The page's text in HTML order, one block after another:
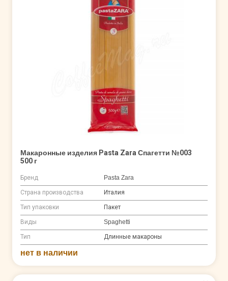
Макаронные изделия Pasta Zara Спагетти №003
500 г
Бренд Pasta Zara
Страна производства Италия
Тип упаковки Пакет
Виды Spaghetti
Тип Длинные макароны
нет в наличии